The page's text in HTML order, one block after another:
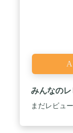
みんなの
まだレビュ